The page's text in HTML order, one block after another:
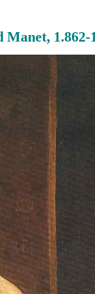
Manet,